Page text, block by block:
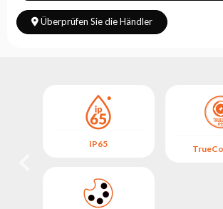
Überprüfen Sie die Händler
IP65